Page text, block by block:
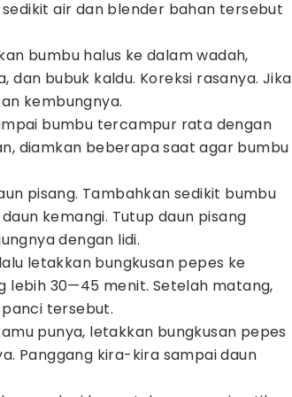
air dan blender bahan tersebut
bumbu halus ke dalam wadah,
dan bubuk kaldu. Koreksi rasanya. Jika
kembungnya.
bumbu tercampur rata dengan
diamkan beberapa saat agar bumbu
pisang. Tambahkan sedikit bumbu
kemangi. Tutup daun pisang
dengan lidi.
letakkan bungkusan pepes ke
lebih 30—45 menit. Setelah matang,
tersebut.
punya, letakkan bungkusan pepes
Panggang kira-kira sampai daun